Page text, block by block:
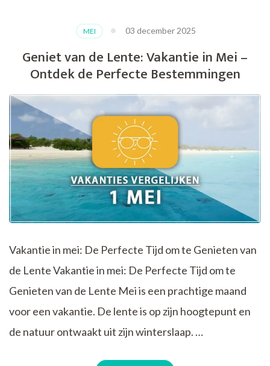
Bloesems
je
Meivakantie
MEI 03 december 2025
Geniet van de Lente: Vakantie in Mei –
Ontdek de Perfecte Bestemmingen
Vakantie in mei: De Perfecte Tijd om te Genieten van
de Lente Vakantie in mei: De Perfecte Tijd om te
Genieten van de Lente Mei is een prachtige maand
voor een vakantie. De lente is op zijn hoogtepunt en
de natuur ontwaakt uit zijn winterslaap. …